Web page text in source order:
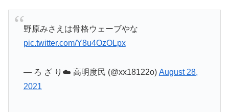
野原みさえは骨格ウェーブやな
pic.twitter.com/Y8u4OzOLpx
— ろ ざ り☁️ 高明度民 (@xx18122o) August 28,
2021